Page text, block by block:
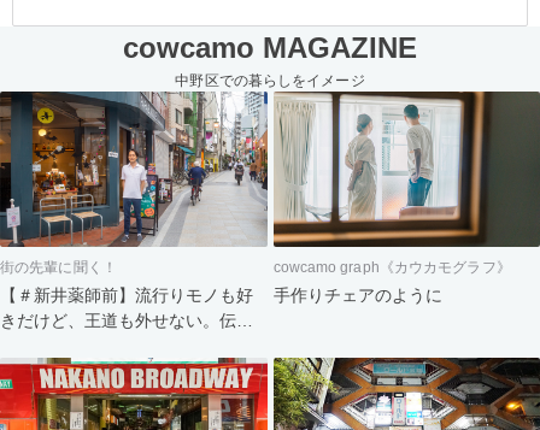
cowcamo MAGAZINE
中野区での暮らしをイメージ
街の先輩に聞く！
【＃新井薬師前】流行りモノも好
きだけど、王道も外せない。伝統
cowcamo graph《カウカモグラフ》
手作りチェアのように